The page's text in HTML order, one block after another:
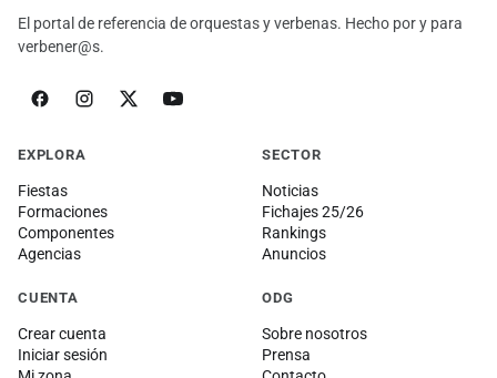
El portal de referencia de orquestas y verbenas. Hecho por y para
verbener@s.
EXPLORA
Fiestas
Formaciones
Componentes
Agencias
SECTOR
Noticias
Fichajes 25/26
Rankings
Anuncios
CUENTA
Crear cuenta
Iniciar sesión
ODG
Sobre nosotros
Prensa